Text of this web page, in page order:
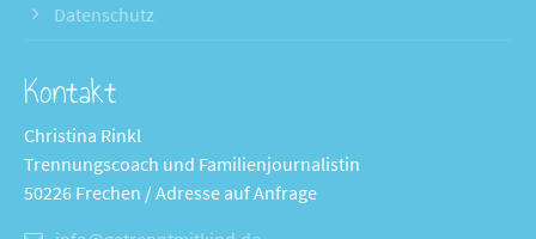
Datenschutz
Kontakt
Christina Rinkl
Trennungscoach und Familienjournalistin
50226 Frechen / Adresse auf Anfrage